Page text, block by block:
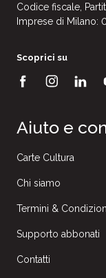
Codice fiscale,
Imprese di Milano:
Scoprici su
Aiuto e
Carte Cultura
Chi siamo
Termini &
Supporto abbonati
Contatti